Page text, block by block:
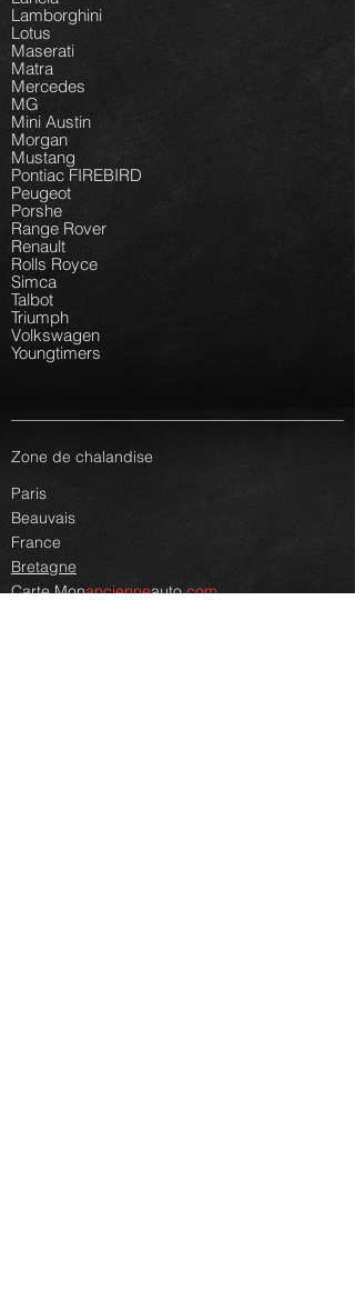
Lamborghini
Lotus
Maserati
Matra
Mercedes
MG
Mini Austin
Morgan
Mustang
Pontiac FIREBIRD
Peugeot
Porshe
Range Rover
Renault
Rolls Royce
Simca
Talbot
Triumph
Volkswagen
Youngtimers
Zone de chalandise
Paris
Beauvais
France
Bretagne
CarteMonancienneauto.com